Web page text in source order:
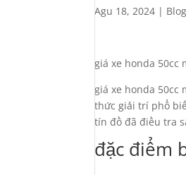
Agu 18, 2024 | Blog
giá xe honda 50cc
giá xe honda
thức giải trí phổ
tín đồ đã điều tra
đặc điểm